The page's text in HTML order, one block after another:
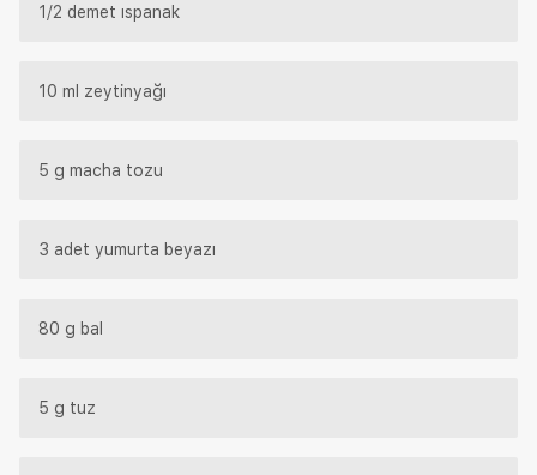
1/2 demet ıspanak
10 ml zeytinyağı
5 g macha tozu
3 adet yumurta beyazı
80 g bal
5 g tuz